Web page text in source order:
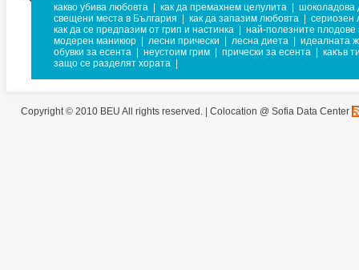
какво убива любовта как да премахнем целулита
шоколадова
свещени места в България
как да запазим любовта
сериозен
как да се предпазим от грип и настинка
най-полезните плодове
модерен маникюр
лесни прически лесна диета
идеалната
обувки за есента
неустоим грим прически за есента
какъв
защо се разделят хората
Copyright © 2010 BEU All rights reserved. | Colocation @ Sofia Data Center